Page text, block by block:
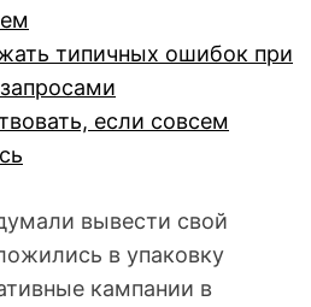
типичных ошибок при
если совсем
вывести свой
в упаковку
кампании в